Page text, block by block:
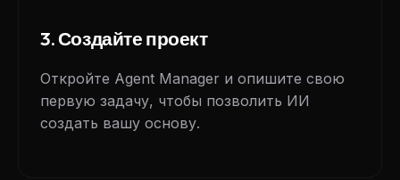
3. Создайте проект
Откройте Agent Manager и опишите свою
первую задачу, чтобы позволить ИИ
создать вашу основу.